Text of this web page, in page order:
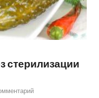
стерилизации